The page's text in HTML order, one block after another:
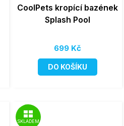
CoolPets kropící bazének
Splash Pool
699 Kč
DO KOŠÍKU
SKLADEM